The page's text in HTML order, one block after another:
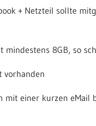
+ Netzteil sollte
mindestens 8GB, so
vorhanden
mit einer kurzen eMail